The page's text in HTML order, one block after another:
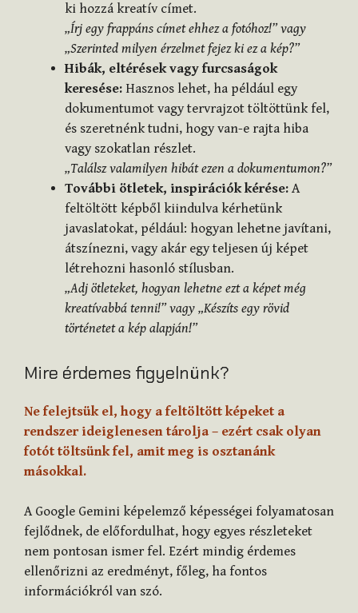
ki hozzá kreatív címet.
„Írj egy frappáns címet ehhez a fotóhoz!” vagy
„Szerinted milyen érzelmet fejez ki ez a kép?”
Hibák, eltérések vagy furcsaságok
keresése: Hasznos lehet, ha például egy
dokumentumot vagy tervrajzot töltöttünk fel,
és szeretnénk tudni, hogy van-e rajta hiba
vagy szokatlan részlet.
„Találsz valamilyen hibát ezen a dokumentumon?”
További ötletek, inspirációk kérése: A
feltöltött képből kiindulva kérhetünk
javaslatokat, például: hogyan lehetne javítani,
átszínezni, vagy akár egy teljesen új képet
létrehozni hasonló stílusban.
„Adj ötleteket, hogyan lehetne ezt a képet még
kreatívabbá tenni!” vagy „Készíts egy rövid
történetet a kép alapján!”
Mire érdemes figyelnünk?
Ne felejtsük el, hogy a feltöltött képeket a
rendszer ideiglenesen tárolja – ezért csak olyan
fotót töltsünk fel, amit meg is osztanánk
másokkal.
A Google Gemini képelemző képességei folyamatosan
fejlődnek, de előfordulhat, hogy egyes részleteket
nem pontosan ismer fel. Ezért mindig érdemes
ellenőrizni az eredményt, főleg, ha fontos
információkról van szó.